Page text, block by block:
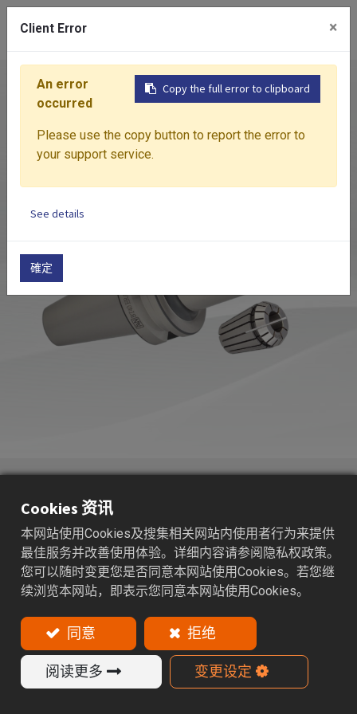
首页 产品介绍 筒夹刀柄 ERA高速弹性筒
ERA
适用范围：鑽头、铰刀、丝攻、粗加工和硬质合金精加
工之刀具。
特色
的阻力与振动，提升加工品质与稳定性。提供ER16 /
ER20 / ER25 / ER32筒夹尺寸可供选择，满足不同刀
具规格需求。ERA刀杆系列出厂标准达 30,000 r.p.m
G2.5 的动平衡测试，其确保高速运转稳定。
Cookies 资讯
本网站使用Cookies及搜集相关网站内使用者行为来提供
最佳服务并改善使用体验。详细内容请参阅隐私权政策。
您可以随时变更您是否同意本网站使用Cookies。若您继
续浏览本网站，即表示您同意本网站使用Cookies。
同意 拒绝
阅读更多 变更设定
Client Error ×
Copy the full error to clipboard
An error
occurred
Please use the copy button to report the error to
your support service.
See details
確定